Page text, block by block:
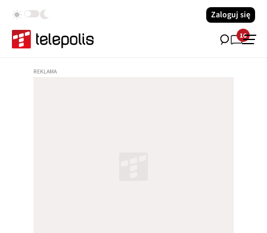
Zaloguj się
16